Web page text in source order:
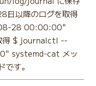
日以降のログを取得
28 00:00:00"
得 $ journalctl --
systemd-cat メッ
す。